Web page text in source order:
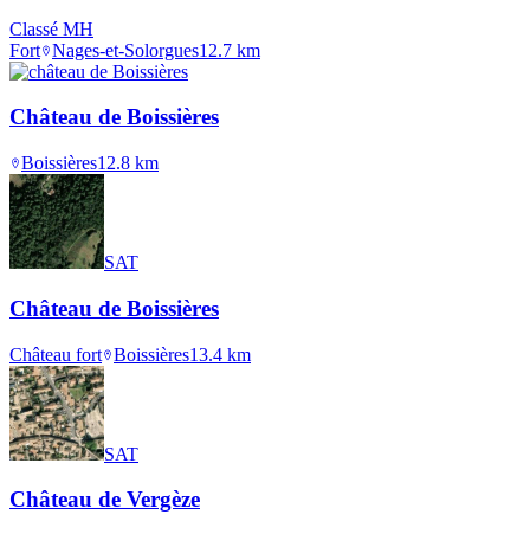
Classé MH
Fort Nages-et-Solorgues12.7 km
Château de Boissières
Boissières12.8 km
SAT
Château de Boissières
Château fort Boissières13.4 km
SAT
Château de Vergèze